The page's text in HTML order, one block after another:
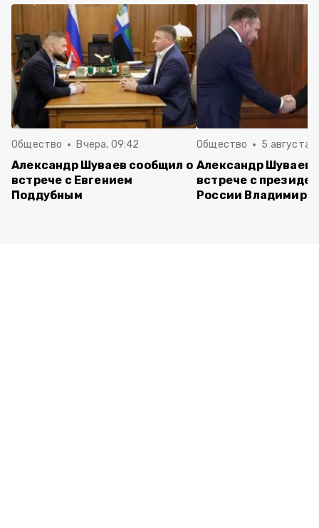
Общество Вчера, 09:42
Александр Шуваев сообщил о
встрече с Евгением
Поддубным
Общество 5 августа ,
Александр Шуваев
встрече с
России